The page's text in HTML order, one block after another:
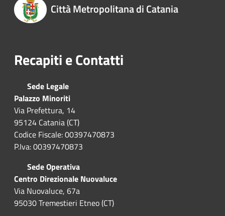
Città Metropolitana di Catania
Recapiti e Contatti
Sede Legale
Palazzo Minoriti
Via Prefettura, 14
95124 Catania (CT)
Codice Fiscale: 00397470873
P.Iva: 00397470873
Sede Operativa
Centro Direzionale Nuovaluce
Via Nuovaluce, 67a
95030 Tremestieri Etneo (CT)